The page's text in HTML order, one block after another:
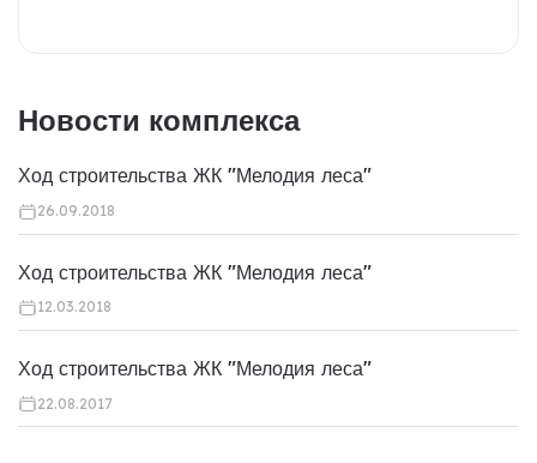
Новости комплекса
Ход строительства ЖК "Мелодия леса"
26.09.2018
Ход строительства ЖК "Мелодия леса"
12.03.2018
Ход строительства ЖК "Мелодия леса"
22.08.2017